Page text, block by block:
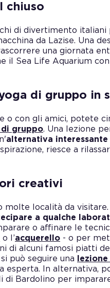
chiuso
di divertimento italiani
da Lazise. Una
una giornata
il Sea Life Aquarium
di gruppo in
o con gli amici, potete
gruppo. Una lezione
alternativa interessante
riesce a
creativi
molte località da
a qualche
o affinare le
o l’acquerello - o per
di alcuni famosi piatti
può seguire una
esperta. In alternativa,
di Bardolino per